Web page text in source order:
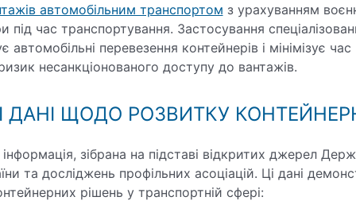
автомобільним транспортом з урахуванням
під час транспортування. Застосування
автомобільні перевезення контейнерів і мінімізує
несанкціонованого доступу до вантажів.
ДАНІ ЩОДО РОЗВИТКУ
зібрана на підставі відкритих джерел
та досліджень профільних асоціацій. Ці дані
рішень у транспортній сфері: